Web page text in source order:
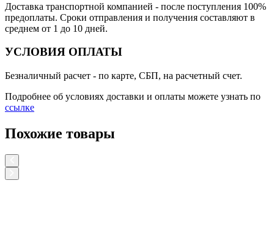
Доставка транспортной компанией - после поступления 100%
предоплаты. Сроки отправления и получения составляют в
среднем от 1 до 10 дней.
УСЛОВИЯ ОПЛАТЫ
Безналичный расчет - по карте, СБП, на расчетный счет.
Подробнее об условиях доставки и оплаты можете узнать по
ссылке
Похожие товары